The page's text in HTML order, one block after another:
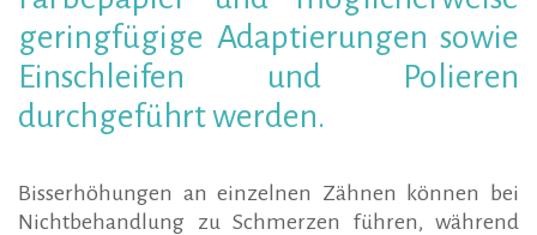
oder
Vollprothesen
geringfügige Adaptierungen sowie
Einschleifen und Polieren
durchgeführt werden.
Bisserhöhungen an einzelnen Zähnen können bei
Nichtbehandlung zu Schmerzen führen, während